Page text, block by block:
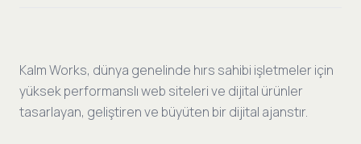
Kalm Works, dünya genelinde hırs sahibi işletmeler için
yüksek performanslı web siteleri ve dijital ürünler
tasarlayan, geliştiren ve büyüten bir dijital ajanstır.